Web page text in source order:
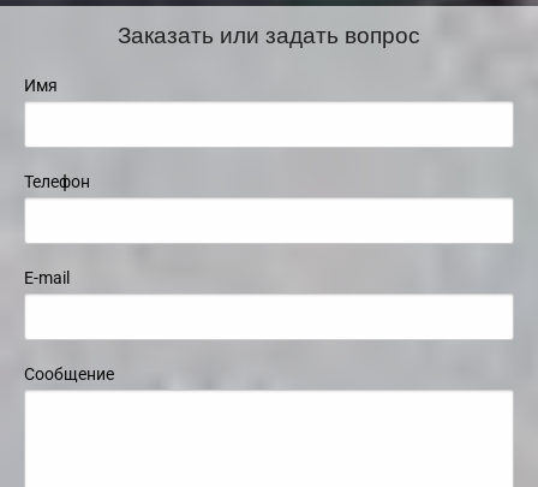
Заказать или задать вопрос
Имя
Телефон
E-mail
Сообщение